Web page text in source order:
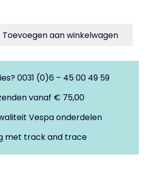
Toevoegen aan winkelwagen
0031 (0)6 – 45 00 49 59
vanaf € 75,00
Vespa onderdelen
met track and trace